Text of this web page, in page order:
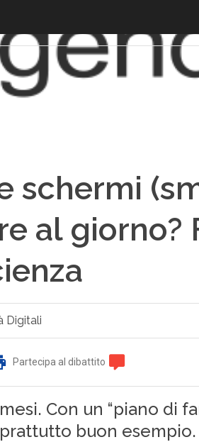
schermi
al giorno?
Digitali
Partecipa al dibattito
Con un “piano di
buon